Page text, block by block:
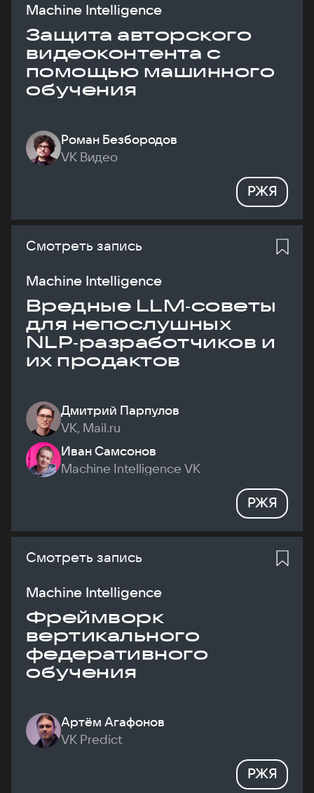
Machine Intelligence
Защита авторского
видеоконтента с
помощью машинного
обучения
Роман Безбородов
VK Видео
РЖЯ
Смотреть запись
Machine Intelligence
Вредные LLM‑советы
для непослушных
NLP‑разработчиков и
их продактов
Дмитрий Парпулов
VK, Mail.ru
Иван Самсонов
Machine Intelligence VK
РЖЯ
Смотреть запись
Machine Intelligence
Фреймворк
вертикального
федеративного
обучения
Артём Агафонов
VK Predict
РЖЯ